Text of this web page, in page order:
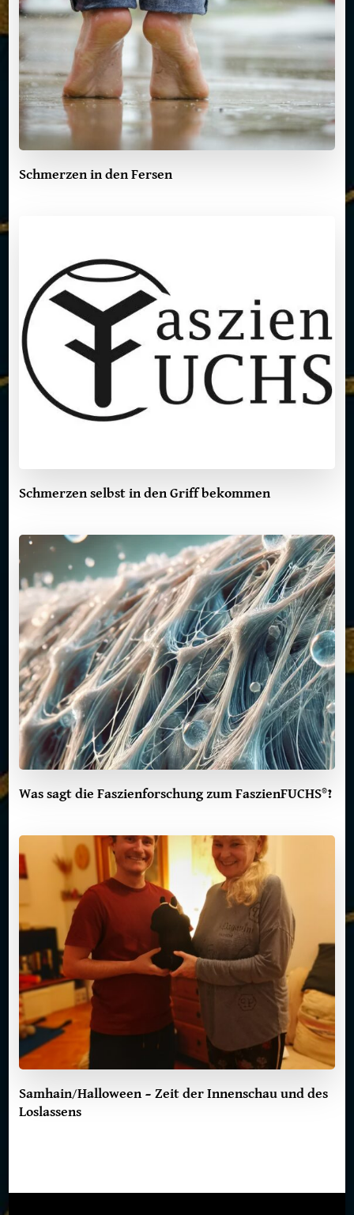
Schmerzen in den Fersen
Schmerzen selbst in den Griff bekommen
Was sagt die Faszienforschung zum FaszienFUCHS®?
Samhain/Halloween – Zeit der Innenschau und des
Loslassens